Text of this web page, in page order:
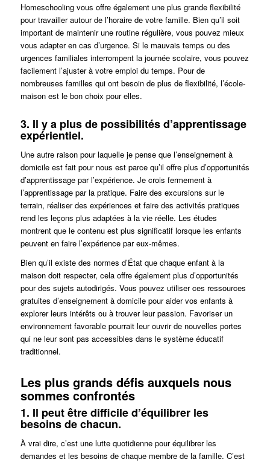
Homeschooling vous offre également une plus grande flexibilité
pour travailler autour de l’horaire de votre famille. Bien qu’il soit
important de maintenir une routine régulière, vous pouvez mieux
vous adapter en cas d’urgence. Si le mauvais temps ou des
urgences familiales interrompent la journée scolaire, vous pouvez
facilement l’ajuster à votre emploi du temps. Pour de
nombreuses familles qui ont besoin de plus de flexibilité, l’école-
maison est le bon choix pour elles.
3. Il y a plus de possibilités d’apprentissage
expérientiel.
Une autre raison pour laquelle je pense que l’enseignement à
domicile est fait pour nous est parce qu’il offre plus d’opportunités
d’apprentissage par l’expérience. Je crois fermement à
l’apprentissage par la pratique. Faire des excursions sur le
terrain, réaliser des expériences et faire des activités pratiques
rend les leçons plus adaptées à la vie réelle. Les études
montrent que le contenu est plus significatif lorsque les enfants
peuvent en faire l’expérience par eux-mêmes.
Bien qu’il existe des normes d’État que chaque enfant à la
maison doit respecter, cela offre également plus d’opportunités
pour des sujets autodirigés. Vous pouvez utiliser ces ressources
gratuites d’enseignement à domicile pour aider vos enfants à
explorer leurs intérêts ou à trouver leur passion. Favoriser un
environnement favorable pourrait leur ouvrir de nouvelles portes
qui ne leur sont pas accessibles dans le système éducatif
traditionnel.
Les plus grands défis auxquels nous
sommes confrontés
1. Il peut être difficile d’équilibrer les
besoins de chacun.
À vrai dire, c’est une lutte quotidienne pour équilibrer les
demandes et les besoins de chaque membre de la famille. C’est